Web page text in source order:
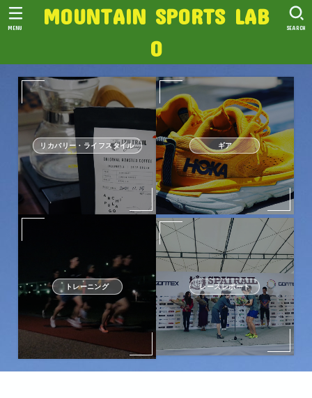
MOUNTAIN SPORTS LAB
O
SEARCH
MENU
リカバリー・ライフスタイル ギア
トレーニング レースレポート